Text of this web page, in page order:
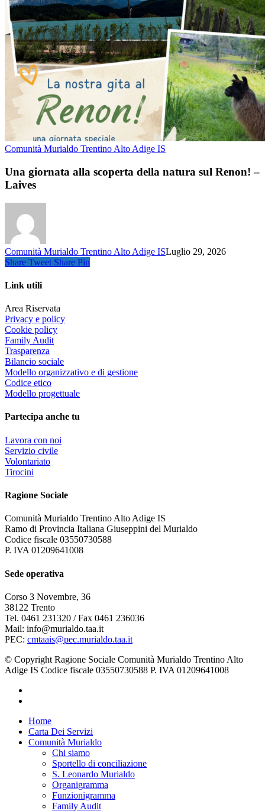
Comunità Murialdo Trentino Alto Adige IS
Una giornata alla scoperta della natura sul Renon! –
Laives
Comunità Murialdo Trentino Alto Adige ISLuglio 29, 2026
Share Tweet Share Pin
Link utili
Area Riservata
Privacy e policy
Cookie policy
Family Audit
Trasparenza
Bilancio sociale
Modello organizzativo e di gestione
Codice etico
Modello progettuale
Partecipa anche tu
Lavora con noi
Servizio civile
Volontariato
Tirocini
Ragione Sociale
Comunità Murialdo Trentino Alto Adige IS
Ramo di Provincia Italiana Giuseppini del Murialdo
Codice fiscale 03550730588
P. IVA 01209641008
Sede operativa
Corso 3 Novembre, 36
38122 Trento
Tel. 0461 231320 / Fax 0461 236036
Mail: info@murialdo.taa.it
PEC: cmtaais@pec.murialdo.taa.it
© Copyright Ragione Sociale Comunità Murialdo Trentino Alto
Adige IS Codice fiscale 03550730588 P. IVA 01209641008
Close
Menu
Home
Carta Dei Servizi
Comunità Murialdo
Chi siamo
Sportello di conciliazione
S. Leonardo Murialdo
Organigramma
Funzionigramma
Family Audit